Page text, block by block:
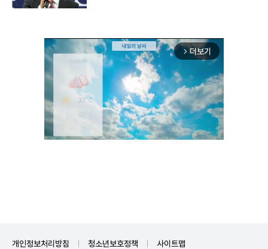
arrow_forward_ios 더보기
개인정보처리방침 청소년보호정책 사이트맵